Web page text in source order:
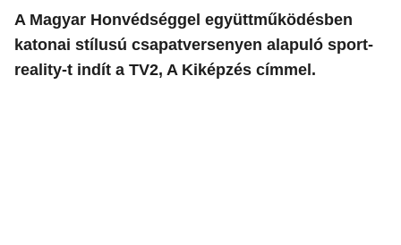
A Magyar Honvédséggel együttműködésben
katonai stílusú csapatversenyen alapuló sport-
reality-t indít a TV2, A Kiképzés címmel.